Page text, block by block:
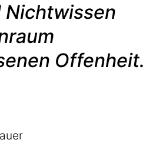
Nichtwissen
Offenheit.